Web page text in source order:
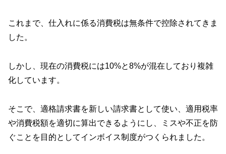
これまで、仕入れに係る消費税は無条件で控除されてきま
した。
しかし、現在の消費税には10%と8%が混在しており複雑
化しています。
そこで、適格請求書を新しい請求書として使い、適用税率
や消費税額を適切に算出できるようにし、ミスや不正を防
ぐことを目的としてインボイス制度がつくられました。